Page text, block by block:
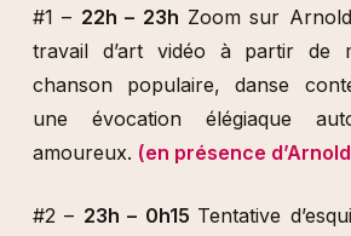
#1 – 22h – 23h Zoom sur
travail d’art vidéo à partir de
chanson populaire, danse
une évocation élégiaque
amoureux. (en présence
#2 – 23h – 0h15 Tentative